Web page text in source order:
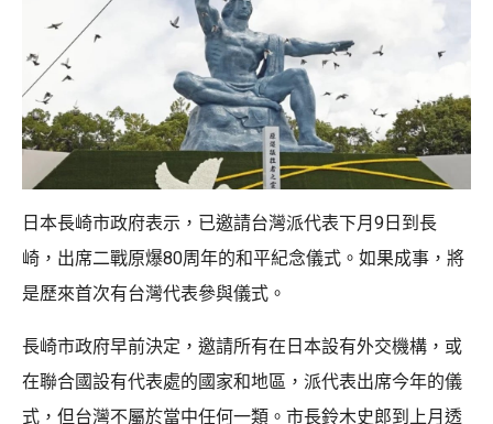
日本長崎市政府表示，已邀請台灣派代表下月9日到長
崎，出席二戰原爆80周年的和平紀念儀式。如果成事，將
是歷來首次有台灣代表參與儀式。
長崎市政府早前決定，邀請所有在日本設有外交機構，或
在聯合國設有代表處的國家和地區，派代表出席今年的儀
式，但台灣不屬於當中任何一類。市長鈴木史郎到上月透